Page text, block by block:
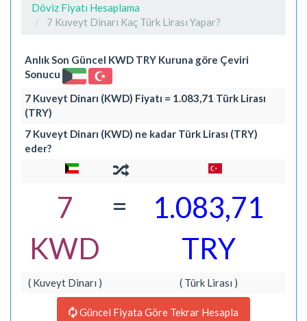
Döviz Fiyatı Hesaplama
7 Kuveyt Dinarı Kaç Türk Lirası Yapar?
Anlık Son Güncel KWD TRY Kuruna göre Çeviri
Sonucu
7 Kuveyt Dinarı (KWD) Fiyatı = 1.083,71 Türk Lirası
(TRY)
7 Kuveyt Dinarı (KWD) ne kadar Türk Lirası (TRY)
eder?
7
KWD
=
1.083,71
TRY
( Kuveyt Dinarı ) ( Türk Lirası )
Güncel Fiyata Göre Tekrar Hesapla